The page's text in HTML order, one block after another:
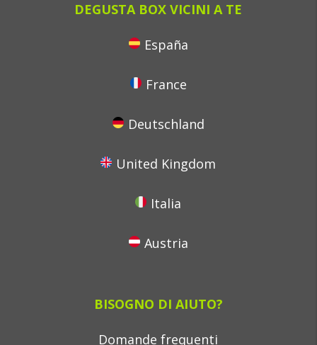
DEGUSTA BOX VICINI A TE
España
France
Deutschland
United Kingdom
Italia
Austria
BISOGNO DI AIUTO?
Domande frequenti